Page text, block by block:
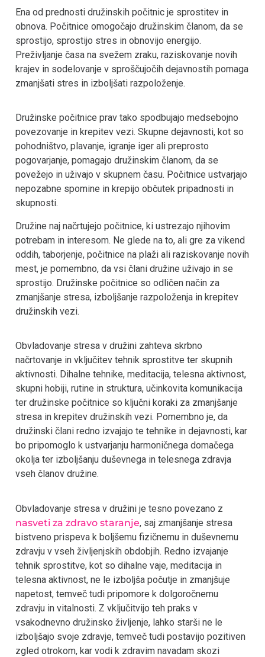
Ena od prednosti družinskih počitnic je sprostitev in
obnova. Počitnice omogočajo družinskim članom, da se
sprostijo, sprostijo stres in obnovijo energijo.
Preživljanje časa na svežem zraku, raziskovanje novih
krajev in sodelovanje v sproščujočih dejavnostih pomaga
zmanjšati stres in izboljšati razpoloženje.
Družinske počitnice prav tako spodbujajo medsebojno
povezovanje in krepitev vezi. Skupne dejavnosti, kot so
pohodništvo, plavanje, igranje iger ali preprosto
pogovarjanje, pomagajo družinskim članom, da se
povežejo in uživajo v skupnem času. Počitnice ustvarjajo
nepozabne spomine in krepijo občutek pripadnosti in
skupnosti.
Družine naj načrtujejo počitnice, ki ustrezajo njihovim
potrebam in interesom. Ne glede na to, ali gre za vikend
oddih, taborjenje, počitnice na plaži ali raziskovanje novih
mest, je pomembno, da vsi člani družine uživajo in se
sprostijo. Družinske počitnice so odličen način za
zmanjšanje stresa, izboljšanje razpoloženja in krepitev
družinskih vezi.
Obvladovanje stresa v družini zahteva skrbno
načrtovanje in vključitev tehnik sprostitve ter skupnih
aktivnosti. Dihalne tehnike, meditacija, telesna aktivnost,
skupni hobiji, rutine in struktura, učinkovita komunikacija
ter družinske počitnice so ključni koraki za zmanjšanje
stresa in krepitev družinskih vezi. Pomembno je, da
družinski člani redno izvajajo te tehnike in dejavnosti, kar
bo pripomoglo k ustvarjanju harmoničnega domačega
okolja ter izboljšanju duševnega in telesnega zdravja
vseh članov družine.
Obvladovanje stresa v družini je tesno povezano z
nasveti za zdravo staranje, saj zmanjšanje stresa
bistveno prispeva k boljšemu fizičnemu in duševnemu
zdravju v vseh življenjskih obdobjih. Redno izvajanje
tehnik sprostitve, kot so dihalne vaje, meditacija in
telesna aktivnost, ne le izboljša počutje in zmanjšuje
napetost, temveč tudi pripomore k dolgoročnemu
zdravju in vitalnosti. Z vključitvijo teh praks v
vsakodnevno družinsko življenje, lahko starši ne le
izboljšajo svoje zdravje, temveč tudi postavijo pozitiven
zgled otrokom, kar vodi k zdravim navadam skozi